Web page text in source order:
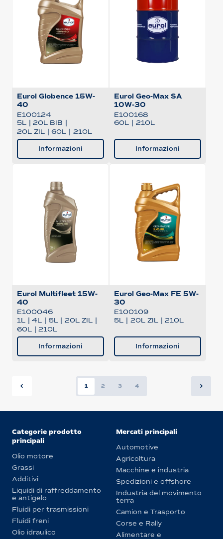
Eurol Globence 15W-
40
E100124
5L | 20L BIB |
20L ZIL | 60L | 210L
Informazioni
Eurol Geo-Max SA
10W-30
E100168
60L | 210L
Informazioni
Eurol Multifleet 15W-
40
E100046
1L | 4L | 5L | 20L ZIL |
60L | 210L
Informazioni
Eurol Geo-Max FE 5W-
30
E100109
5L | 20L ZIL | 210L
Informazioni
1 2 3 4
Categorie prodotto
principali
Olio motore
Grassi
Additivi
Liquidi di raffreddamento
e antigelo
Fluidi per trasmissioni
Fluidi freni
Olio idraulico
Mercati principali
Automotive
Agricoltura
Macchine e industria
Spedizioni e offshore
Industria del movimento
terra
Camion e Trasporto
Corse e Rally
Alimentare e